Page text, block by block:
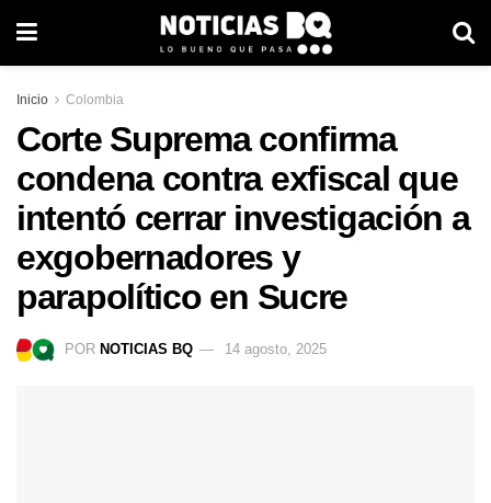
Inicio Colombia
Corte Suprema confirma
condena contra exfiscal que
intentó cerrar investigación a
exgobernadores y
parapolítico en Sucre
POR NOTICIAS BQ 14 agosto, 2025